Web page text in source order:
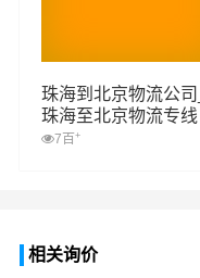
珠海到北京物流公司_
珠海至北京物流专线
7百 +
相关询价